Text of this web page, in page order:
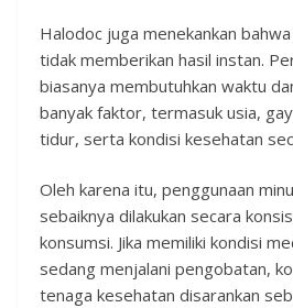
Halodoc juga menekankan
tidak memberikan hasil instan.
biasanya membutuhkan waktu
banyak faktor, termasuk usia,
tidur, serta kondisi kesehatan
Oleh karena itu, penggunaan
sebaiknya dilakukan secara
konsumsi. Jika memiliki kondisi
sedang menjalani pengobatan,
tenaga kesehatan disarankan